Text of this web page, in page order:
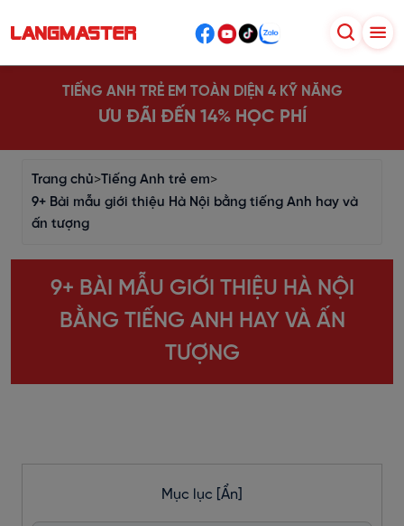
TIẾNG ANH TRẺ EM TOÀN DIỆN 4 KỸ NĂNG
ƯU ĐÃI ĐẾN 14% HỌC PHÍ
Trang chủ>Tiếng Anh trẻ em>
9+ Bài mẫu giới thiệu Hà Nội bằng tiếng Anh hay và
ấn tượng
9+ BÀI MẪU GIỚI THIỆU HÀ NỘI
BẰNG TIẾNG ANH HAY VÀ ẤN
TƯỢNG
Mục lục [Ẩn]